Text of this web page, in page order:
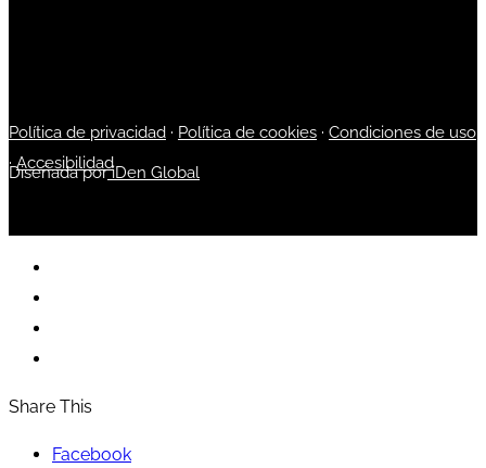
Política de privacidad · Política de cookies · Condiciones de uso
·Accesibilidad
Diseñada poriDen Global
Share This
Facebook